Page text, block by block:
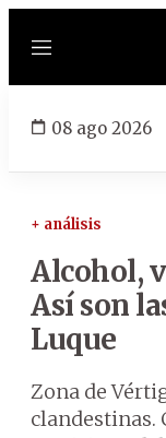
Menú
08 ago 2026
+ análisis
Alcohol,
Así son
Luque
Zona de
clandestinas.